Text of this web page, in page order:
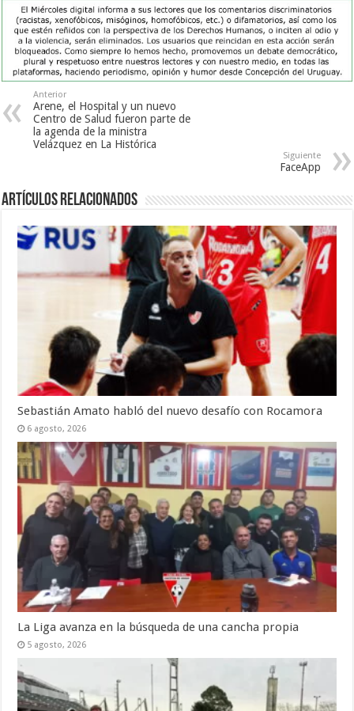
Anterior
Arene, el Hospital y un nuevo
Centro de Salud fueron parte de
la agenda de la ministra
Velázquez en La Histórica
Siguiente
FaceApp
Artículos Relacionados
Sebastián Amato habló del nuevo desafío con Rocamora
6 agosto, 2026
La Liga avanza en la búsqueda de una cancha propia
5 agosto, 2026